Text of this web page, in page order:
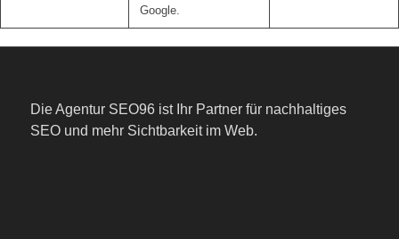
Google.
Die Agentur SEO96 ist Ihr Partner für nachhaltiges
SEO und mehr Sichtbarkeit im Web.